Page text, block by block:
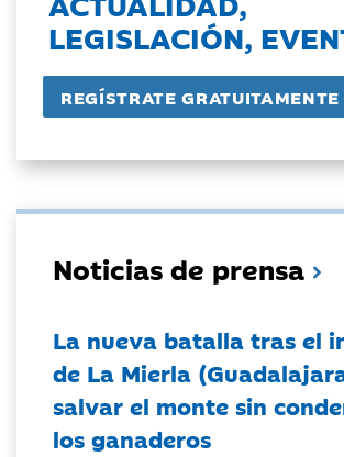
LEGISLACIÓN,
Noticias de prensa
La nueva batalla tras el
de La Mierla
salvar el monte sin
los ganaderos